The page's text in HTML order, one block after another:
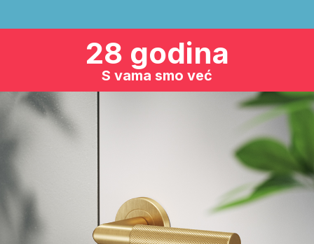
28 godina
S vama smo već